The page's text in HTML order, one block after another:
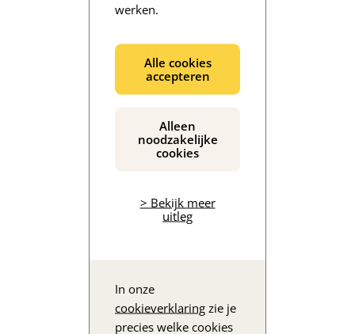
werken.
Alle cookies
accepteren
Alleen
noodzakelijke
cookies
> Bekijk meer
uitleg
In onze
cookieverklaring zie je
precies welke cookies
De inhoud wordt geladen...